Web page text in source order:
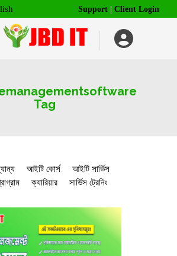
Support Client Login
Tag
আইটি কোর্স
আইটি সার্ভিস
ক্যারিয়ার সার্ভিস ট্রেনিং